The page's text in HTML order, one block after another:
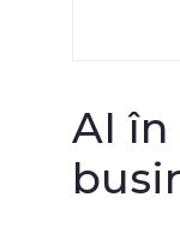
AI în